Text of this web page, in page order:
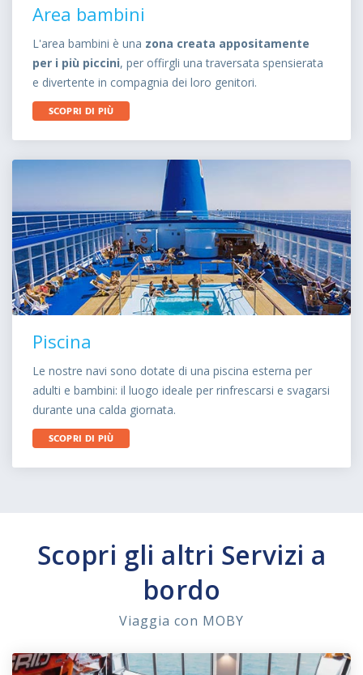
Area bambini
L'area bambini è una zona creata appositamente
per i più piccini, per offirgli una traversata spensierata
e divertente in compagnia dei loro genitori.
SCOPRI DI PIÙ
Piscina
Le nostre navi sono dotate di una piscina esterna per
adulti e bambini: il luogo ideale per rinfrescarsi e svagarsi
durante una calda giornata.
SCOPRI DI PIÙ
Scopri gli altri Servizi a
bordo
Viaggia con MOBY